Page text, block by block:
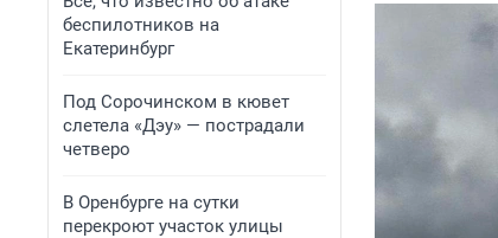
беспилотников на
Екатеринбург
Под Сорочинском в кювет
слетела «Дэу» — пострадали
четверо
В Оренбурге на сутки
перекроют участок улицы